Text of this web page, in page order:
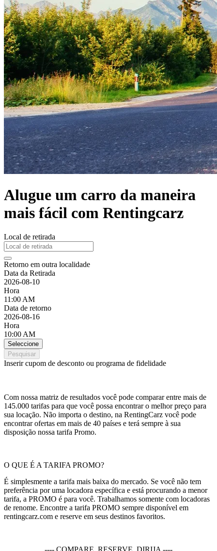
Alugue um carro da maneira
mais fácil com Rentingcarz
Local de retirada
Retorno em outra localidade
Data da Retirada
2026-08-10
Hora
11:00 AM
Data de retorno
2026-08-16
Hora
10:00 AM
Seleccione
Pesquisar
Inserir cupom de desconto ou programa de fidelidade
Com nossa matriz de resultados você pode comparar entre mais de
145.000 tarifas para que você possa encontrar o melhor preço para
sua locação. Não importa o destino, na RentingCarz você pode
encontrar ofertas em mais de 40 países e terá sempre à sua
disposição nossa tarifa Promo.
O QUE É A TARIFA PROMO?
É simplesmente a tarifa mais baixa do mercado. Se você não tem
preferência por uma locadora específica e está procurando a menor
tarifa, a PROMO é para você. Trabalhamos somente com locadoras
de renome. Encontre a tarifa PROMO sempre disponível em
rentingcarz.com e reserve em seus destinos favoritos.
---- COMPARE. RESERVE. DIRIJA ----